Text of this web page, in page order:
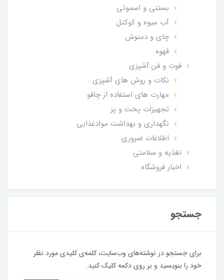
بستنی و اسموتی
آب میوه و کوکتل
چای و دمنوش
قهوه
فوت و فن آشپزی
نکات و روش های آشپزی
مهارت های استفاده از چاقو
تجهیزات پخت و پز
نگهداری و بهداشت موادغذایی
اطلاعات ضروری
تغذیه و سلامتی
اخبار فروشگاه
جستجو
برای جستجو در نوشته‌های وب‌سایت، کلمه‌ی کلیدی مورد نظر
خود را بنویسید و بر روی دکمه کلیک کنید.